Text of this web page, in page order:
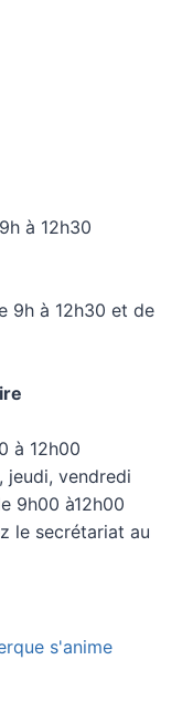
à 12h30
9h à 12h30 et de
à 12h00
jeudi, vendredi
9h00 à12h00
le secrétariat au
s'anime